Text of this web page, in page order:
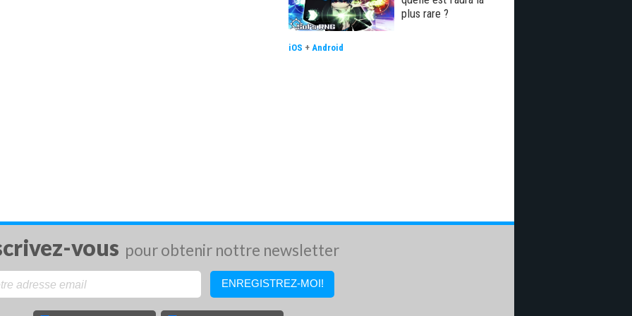
plus rare ?
iOS + Android
vous pour obtenir nottre newsletter